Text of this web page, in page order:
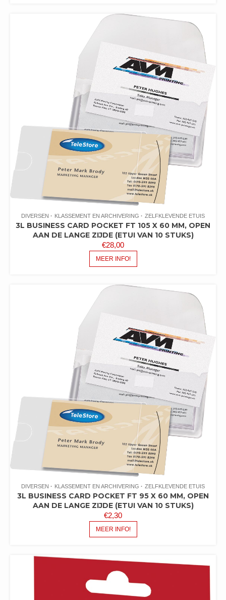
DIVERSEN KLASSEMENT EN ARCHIVERING ZELFKLEVENDE ETUIS
3L BUSINESS CARD POCKET FT 105 X 60 MM, OPEN
AAN DE LANGE ZIJDE (ETUI VAN 10 STUKS)
€28,00
MEER INFO!
DIVERSEN KLASSEMENT EN ARCHIVERING ZELFKLEVENDE ETUIS
3L BUSINESS CARD POCKET FT 95 X 60 MM, OPEN
AAN DE LANGE ZIJDE (ETUI VAN 10 STUKS)
€2,30
MEER INFO!